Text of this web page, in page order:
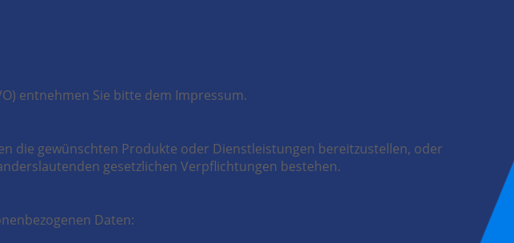
entnehmen Sie bitte dem Impressum.
die gewünschten Produkte oder Dienstleistungen bereitzustellen, oder
gesetzlichen Verpflichtungen bestehen.
Daten: